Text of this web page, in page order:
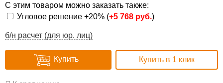
С этим товаром можно заказать также:
Угловое решение +20% (+5 768 руб.)
б/н расчет (для юр. лиц)
Купить Купить в 1 клик